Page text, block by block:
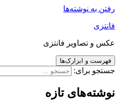
رفتن به نوشته‌ها
فانتزی
عکس و تصاویر فانتزی
فهرست و ابزارک‌ها
جستجو برای:
نوشته‌های تازه